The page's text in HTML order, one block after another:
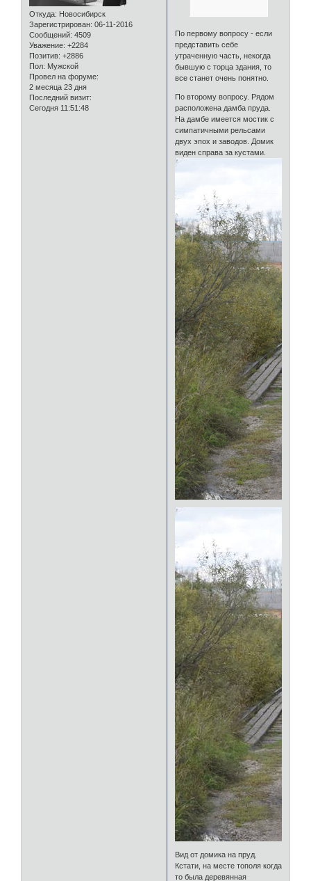
Откуда: Новосибирск
Зарегистрирован: 06-11-2016
Сообщений: 4509
Уважение: +2284
Позитив: +2886
Пол: Мужской
Провел на форуме:
2 месяца 23 дня
Последний визит:
Сегодня 11:51:48
По первому вопросу - если
представить себе
утраченную часть, некогда
бывшую с торца здания, то
все станет очень понятно.
По второму вопросу. Рядом
расположена дамба пруда.
На дамбе имеется мостик с
симпатичными рельсами
двух эпох и заводов. Домик
виден справа за кустами.
Вид от домика на пруд.
Кстати, на месте тополя когда
то была деревянная